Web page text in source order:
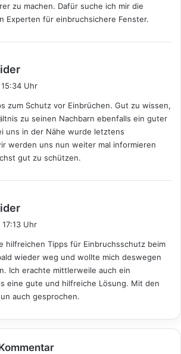
zu machen. Dafür suche ich mir die
Experten für einbruchsichere Fenster.
t
:
Uhr
zum Schutz vor Einbrüchen. Gut zu wissen,
zu seinen Nachbarn ebenfalls ein guter
uns in der Nähe wurde letztens
werden uns nun weiter mal informieren
gut zu schützen.
t
:
Uhr
hilfreichen Tipps für Einbruchsschutz beim
wieder weg und wollte mich deswegen
Ich erachte mittlerweile auch ein
eine gute und hilfreiche Lösung. Mit den
auch gesprochen.